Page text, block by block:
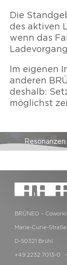
Die
des aktiven
wenn das
Im eigenen
anderen
deshalb:
möglichst
BRÜNEO –
Marie-Curie-Straße
D-50321 Brühl
+49 2232 7013-0